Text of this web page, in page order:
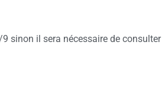
sinon il sera nécessaire de